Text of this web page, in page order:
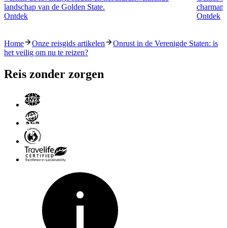
landschap van de Golden State.
Ontdek
Ontdek
Home Onze reisgids artikelen
Onrust in de Verenigde Staten: is
het veilig om nu te reizen?
Reis zonder zorgen